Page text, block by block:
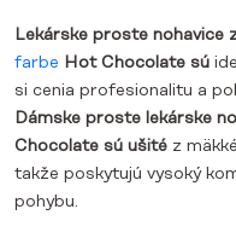
Lekárske proste nohavice
farbe Hot Chocolate sú
si cenia profesionalitu a
Dámske proste lekárske
Chocolate sú ušité z
takže poskytujú vysoký
pohybu.